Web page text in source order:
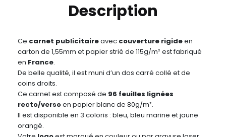
Description
Ce carnet publicitaireavec couverture rigideen
carton de 1,55mm et papier strié de 115g/m² est fabriqué
en France.
De belle qualité, il est muni d’un dos carré collé et de
coins droits.
Ce carnet est composé de 96 feuilles lignées
recto/versoen papier blanc de 80g/m².
Il est disponible en 3 coloris : bleu, bleu marine et jaune
orangé.